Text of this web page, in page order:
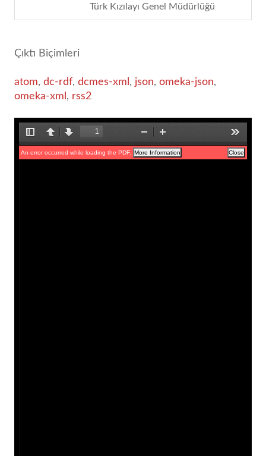
Türk Kızılayı Genel Müdürlüğü
Çıktı Biçimleri
atom, dc-rdf, dcmes-xml , json, omeka-json,
omeka-xml , rss2